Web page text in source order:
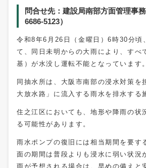
問合せ先：建設局南部方面管理事
6686-5123）
令和8年6月26日（金曜日）6時30分頃
て、同日未明からの大雨により、すべ
基）が水没し運転不能となっています。
同抽水所は、大阪市南部の浸水対策を
大放水路」に流入する雨水を排水する
住之江区においても、地形や降雨の状
る可能性があります。
雨水ポンプの復旧には相当期間を要す
面の期間は普段よりも浸水に弱い状況
雨が予想される場合は、早めの備えと